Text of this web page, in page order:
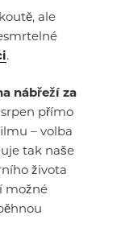
ale
.
nábřeží za
přímo
– volba
tak naše
života
možné